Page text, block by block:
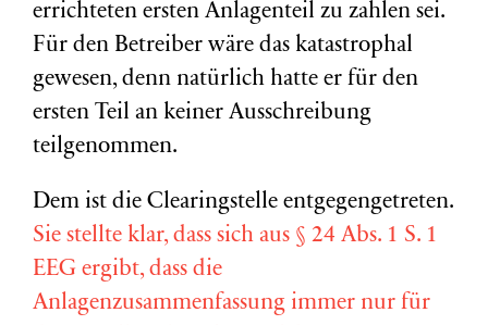
errichteten ersten Anlagenteil zu zahlen sei.
Für den Betreiber wäre das katastrophal
gewesen, denn natürlich hatte er für den
ersten Teil an keiner Ausschreibung
teilgenommen.
Dem ist die Clearingstelle entgegengetreten.
Sie stellte klar, dass sich aus § 24 Abs. 1 S. 1
EEG ergibt, dass die
Anlagenzusammenfassung immer nur für